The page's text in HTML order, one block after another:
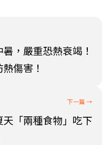
，嚴重恐熱衰竭！
傷害！
「兩種食物」吃下